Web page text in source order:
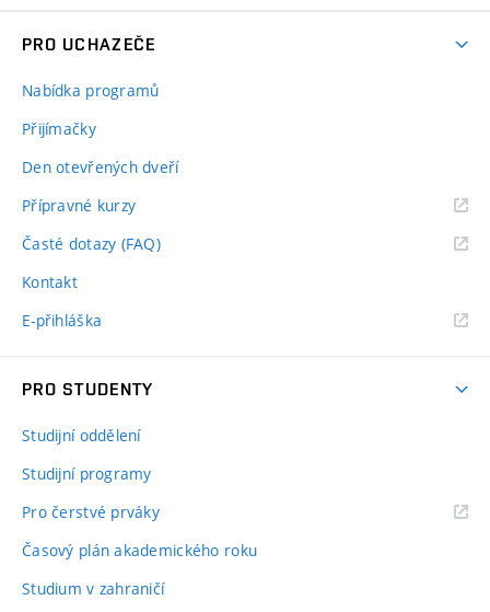
PRO UCHAZEČE
Nabídka programů
Přijímačky
Den otevřených dveří
Přípravné kurzy
Časté dotazy (FAQ)
Kontakt
E-přihláška
PRO STUDENTY
Studijní oddělení
Studijní programy
Pro čerstvé prváky
Časový plán akademického roku
Studium v zahraničí